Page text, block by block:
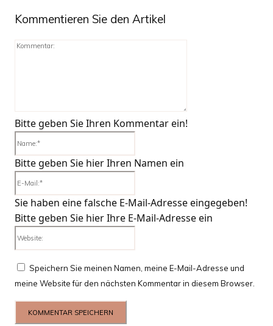
Kommentieren Sie den Artikel
Bitte geben Sie Ihren Kommentar ein!
Bitte geben Sie hier Ihren Namen ein
Sie haben eine falsche E-Mail-Adresse eingegeben!
Bitte geben Sie hier Ihre E-Mail-Adresse ein
Speichern Sie meinen Namen, meine E-Mail-Adresse und
meine Website für den nächsten Kommentar in diesem Browser.